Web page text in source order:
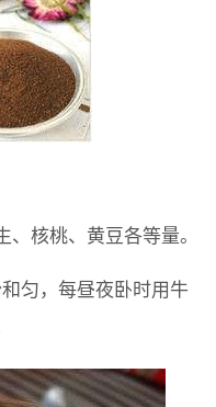
、核桃、黄豆各等量。
匀，每昼夜卧时用牛